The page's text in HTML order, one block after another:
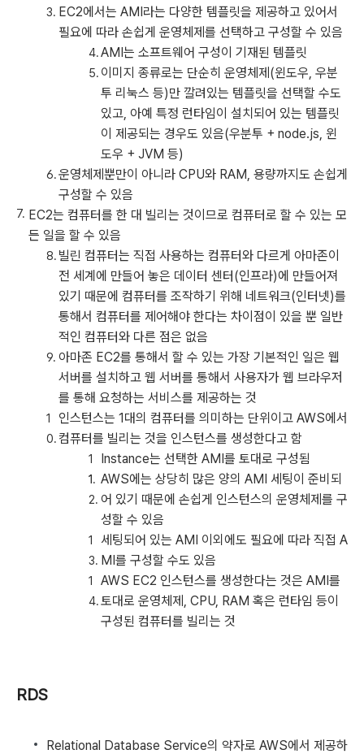
EC2에서는 AMI라는 다양한 템플릿을 제공하고 있어서
필요에 따라 손쉽게 운영체제를 선택하고 구성할 수 있음
AMI는 소프트웨어 구성이 기재된 템플릿
이미지 종류로는 단순히 운영체제(윈도우, 우분
투 리눅스 등)만 깔려있는 템플릿을 선택할 수도
있고, 아예 특정 런타임이 설치되어 있는 템플릿
이 제공되는 경우도 있음(우분투 + node.js, 윈
도우 + JVM 등)
운영체제뿐만이 아니라 CPU와 RAM, 용량까지도 손쉽게
구성할 수 있음
EC2는 컴퓨터를 한 대 빌리는 것이므로 컴퓨터로 할 수 있는 모
든 일을 할 수 있음
빌린 컴퓨터는 직접 사용하는 컴퓨터와 다르게 아마존이
전 세계에 만들어 놓은 데이터 센터(인프라)에 만들어져
있기 때문에 컴퓨터를 조작하기 위해 네트워크(인터넷)를
통해서 컴퓨터를 제어해야 한다는 차이점이 있을 뿐 일반
적인 컴퓨터와 다른 점은 없음
아마존 EC2를 통해서 할 수 있는 가장 기본적인 일은 웹
서버를 설치하고 웹 서버를 통해서 사용자가 웹 브라우저
를 통해 요청하는 서비스를 제공하는 것
인스턴스는 1대의 컴퓨터를 의미하는 단위이고 AWS에서
컴퓨터를 빌리는 것을 인스턴스를 생성한다고 함
Instance는 선택한 AMI를 토대로 구성됨
AWS에는 상당히 많은 양의 AMI 세팅이 준비되
어 있기 때문에 손쉽게 인스턴스의 운영체제를 구
성할 수 있음
세팅되어 있는 AMI 이외에도 필요에 따라 직접 A
MI를 구성할 수도 있음
AWS EC2 인스턴스를 생성한다는 것은 AMI를
토대로 운영체제, CPU, RAM 혹은 런타임 등이
구성된 컴퓨터를 빌리는 것
RDS
Relational Database Service의 약자로 AWS에서 제공하